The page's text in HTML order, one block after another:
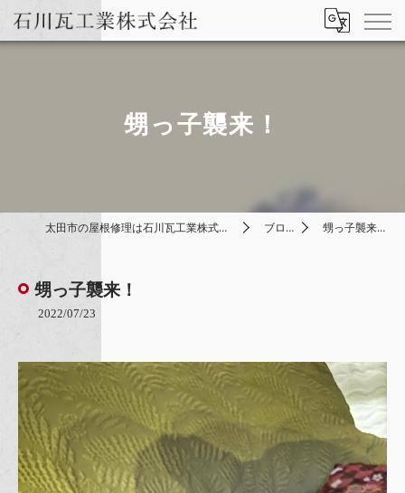
甥っ子襲来！
太田市の屋根修理は石川瓦工業株式会社 ブログ 甥っ子襲来！
甥っ子襲来！
2022/07/23